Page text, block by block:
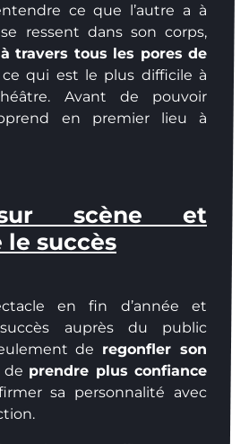
ce que l’autre a à
ressent dans son corps,
à travers tous les pores de
ce qui est le plus difficile à
Avant de pouvoir
en premier lieu à
scène et
succès
en fin d’année et
auprès du public
de regonfler son
de prendre plus confiance
sa personnalité avec